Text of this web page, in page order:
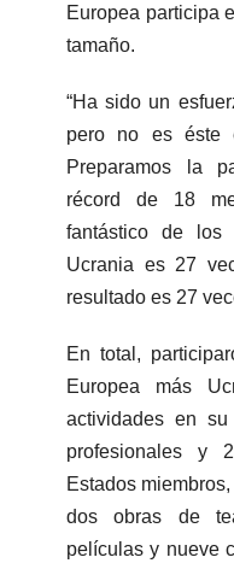
Europea participa
tamaño.
“Ha sido un
pero no es éste
Preparamos la
récord de 18
fantástico de los
Ucrania es 27
resultado es 27
En total,
Europea más
actividades en
profesionales y
Estados
dos obras de
películas y nueve